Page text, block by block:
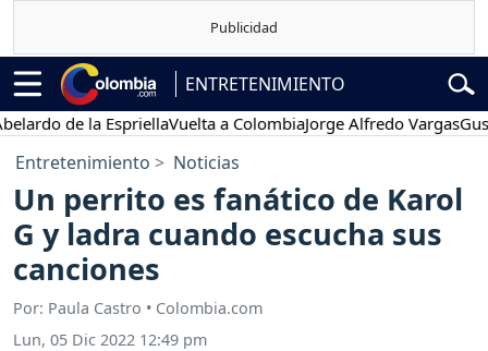
ENTRETENIMIENTO
de la EspriellaVuelta a ColombiaJorge Alfredo VargasGustavo
Entretenimiento Noticias
Un perrito es fanático de Karol
G y ladra cuando escucha sus
canciones
Por: Paula Castro • Colombia.com
Lun, 05 Dic 2022 12:49 pm